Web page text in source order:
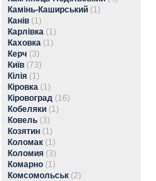
Камінь-Каширський (1)
Канів (1)
Карлівка (1)
Каховка (1)
Керч (3)
Київ (73)
Кілія (1)
Кіровка (1)
Кіровоград (16)
Кобеляки (1)
Ковель (3)
Козятин (1)
Коломак (1)
Коломия (3)
Комарно (1)
Комсомольськ (2)